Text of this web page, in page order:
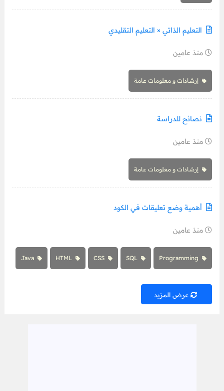
التعليم الذاتي × التعليم التقليدي
منذ عامين
إرشادات و معلومات عامة
نصائح للدراسة
منذ عامين
إرشادات و معلومات عامة
أهمية وضع تعليقات في الكود
منذ عامين
عرض المزيد